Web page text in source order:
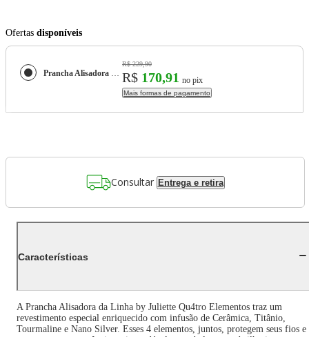
Ofertas disponíveis
Prancha Alisadora By Juliette Mondial Azul e Rosa P-JU-03
R$ 229,90
R$ 170,91 no pix
Mais formas de pagamento
Consultar Entrega e retira
Características
A Prancha Alisadora da Linha by Juliette Qu4tro Elementos traz um
revestimento especial enriquecido com infusão de Cerâmica, Titânio,
Tourmaline e Nano Silver. Esses 4 elementos, juntos, protegem seus fios e